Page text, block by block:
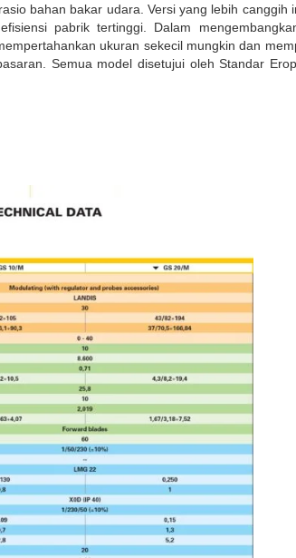
bahan bakar udara. Versi yang lebih
pabrik tertinggi. Dalam
ukuran sekecil mungkin dan
Semua model disetujui oleh Standar